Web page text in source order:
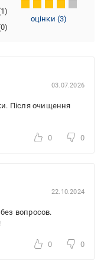
оцінки(3)
03.07.2026
Після очищення
0 0
22.10.2024
вопросов.
0 0